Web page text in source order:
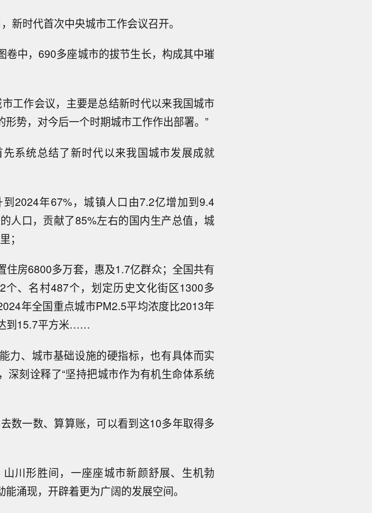
新时代首次中央城市工作会议召开。
卷中，690多座城市的拔节生长，构成其中璀
工作会议，主要是总结新时代以来我国城市
势，对今后一个时期城市工作作出部署。”
系统总结了新时代以来我国城市发展成就
2024年67%，城镇人口由7.2亿增加到9.4
人口，贡献了85%左右的国内生产总值，城
；
住房6800多万套，惠及1.7亿群众；全国共有
个、名村487个，划定历史文化街区1300多
年全国重点城市PM2.5平均浓度比2013年
到15.7平方米……
力、城市基础设施的硬指标，也有具体而实
深刻诠释了“坚持把城市作为有机生命体系统
数一数、算算账，可以看到这10多年取得多
川形胜间，一座座城市新颜舒展、生机勃
涌现，开辟着更为广阔的发展空间。